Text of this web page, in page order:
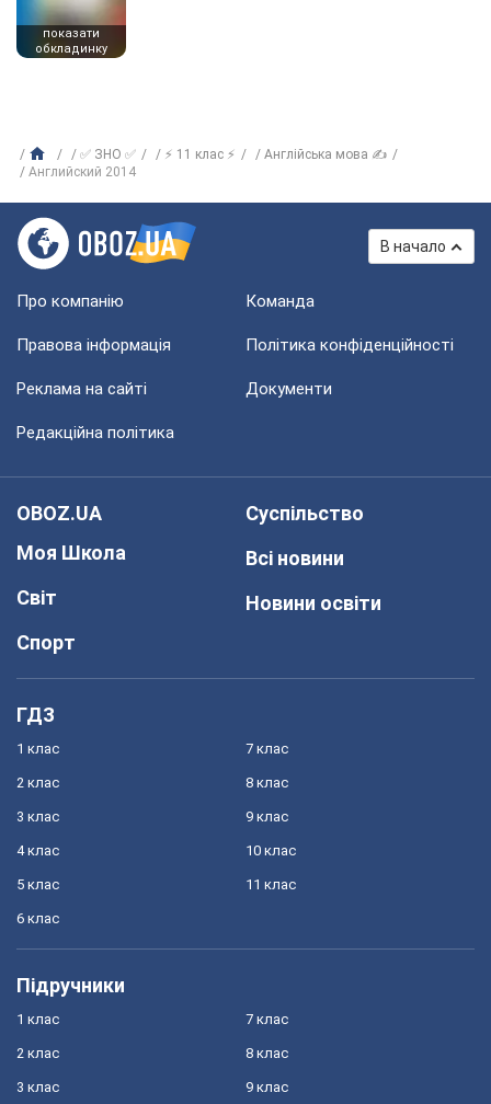
показати
обкладинку
✅ ЗНО ✅ ⚡ 11 клас ⚡
Англійська мова ✍
Английский 2014
В начало
Про компанію Команда
Правова інформація Політика конфіденційності
Реклама на сайті Документи
Редакційна політика
OBOZ.UA
Моя Школа
Світ
Спорт
Суспільство
Всі новини
Новини освіти
ГДЗ
1 клас
2 клас
3 клас
4 клас
5 клас
6 клас
7 клас
8 клас
9 клас
10 клас
11 клас
Підручники
1 клас
2 клас
3 клас
7 клас
8 клас
9 клас